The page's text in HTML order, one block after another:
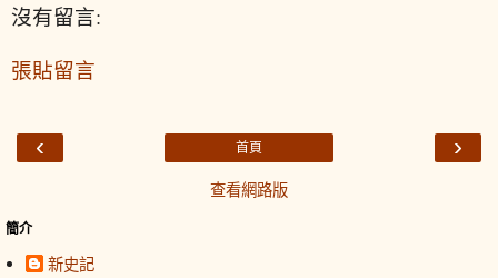
沒有留言:
張貼留言
‹ ›
首頁
查看網路版
簡介
新史記